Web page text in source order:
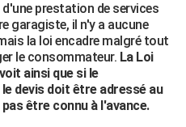
d'une prestation de services
garagiste, il n'y a aucune
la loi encadre malgré tout
le consommateur. La Loi
ainsi que si le
devis doit être adressé au
être connu à l'avance.